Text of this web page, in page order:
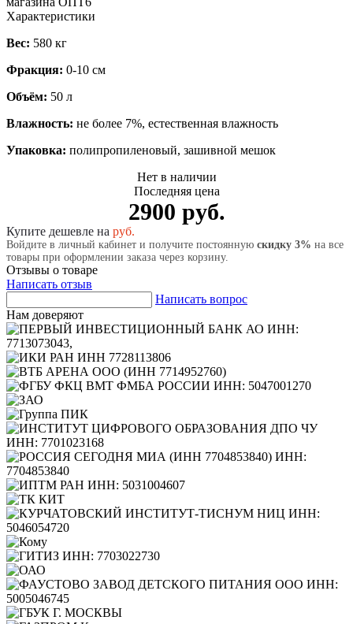
Характеристики
Вес: 580 кг
Фракция: 0-10 см
Объём: 50 л
Влажность: не более 7%, естественная влажность
Упаковка: полипропиленовый, зашивной мешок
Нет в наличии
Последняя цена
2900 руб.
Купите дешевле на руб.
Войдите в личный кабинет и получите постоянную скидку 3% на все
товары при оформлении заказа через корзину.
Отзывы о товаре
Написать отзыв
Написать вопрос
Нам доверяют